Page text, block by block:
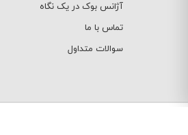
آژانس بوک در یک نگاه
تماس با ما
سوالات متداول